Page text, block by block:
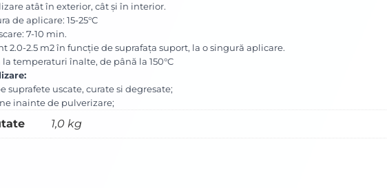
atât în exterior, cât şi în interior.
de aplicare: 15-25°C
7-10 min.
2.0-2.5 m2 în funcţie de suprafaţa suport, la o singură aplicare.
la temperaturi înalte, de până la 150°C
suprafete uscate, curate si degresate;
inainte de pulverizare;
1,0 kg